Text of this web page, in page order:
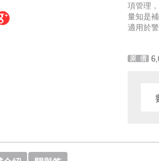
項管理
量知是
適用於